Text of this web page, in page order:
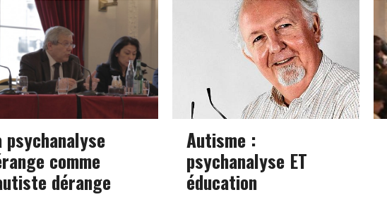
psychanalyse
comme
dérange
Autisme :
psychanalyse ET
éducation